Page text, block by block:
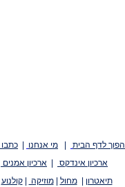
הפוך לדף הבית מי אנחנו כתבו
ארכיון אינדקס
ארכיון אמנים
תיאטרון
|מחול |מוזיקה |קולנוע